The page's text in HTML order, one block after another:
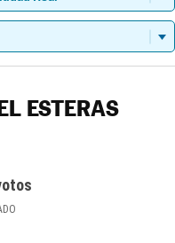
ESTERAS